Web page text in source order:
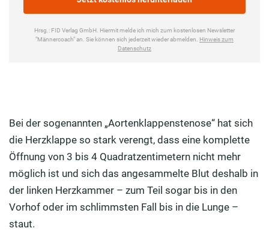
Bei der sogenannten „Aortenklappenstenose“ hat sich
die Herzklappe so stark verengt, dass eine komplette
Öffnung von 3 bis 4 Quadratzentimetern nicht mehr
möglich ist und sich das angesammelte Blut deshalb in
der linken Herzkammer – zum Teil sogar bis in den
Vorhof oder im schlimmsten Fall bis in die Lunge –
staut.